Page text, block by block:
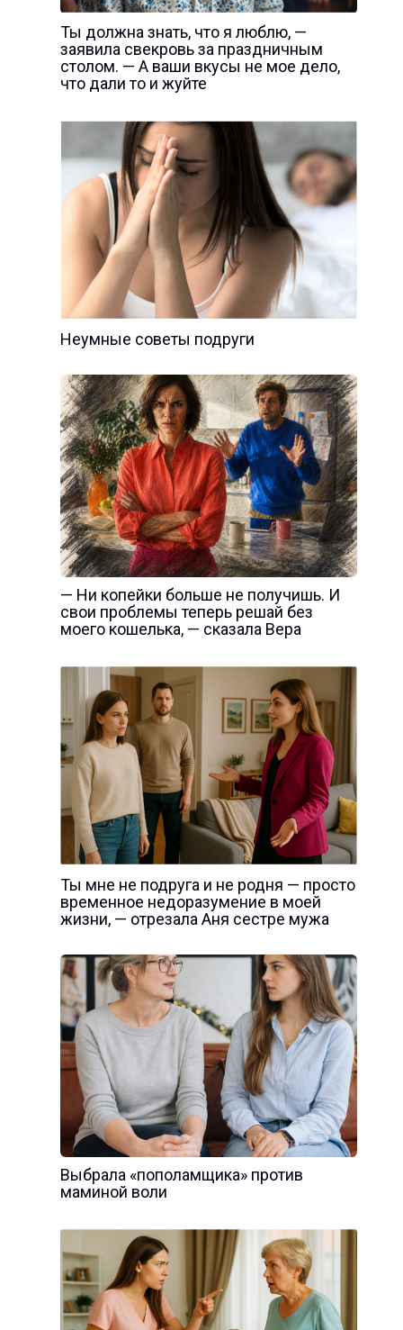
Ты должна знать, что я люблю, —
заявила свекровь за праздничным
столом. — А ваши вкусы не мое дело,
что дали то и жуйте
Неумные советы подруги
— Ни копейки больше не получишь. И
свои проблемы теперь решай без
моего кошелька, — сказала Вера
Ты мне не подруга и не родня — просто
временное недоразумение в моей
жизни, — отрезала Аня сестре мужа
Выбрала «пополамщика» против
маминой воли